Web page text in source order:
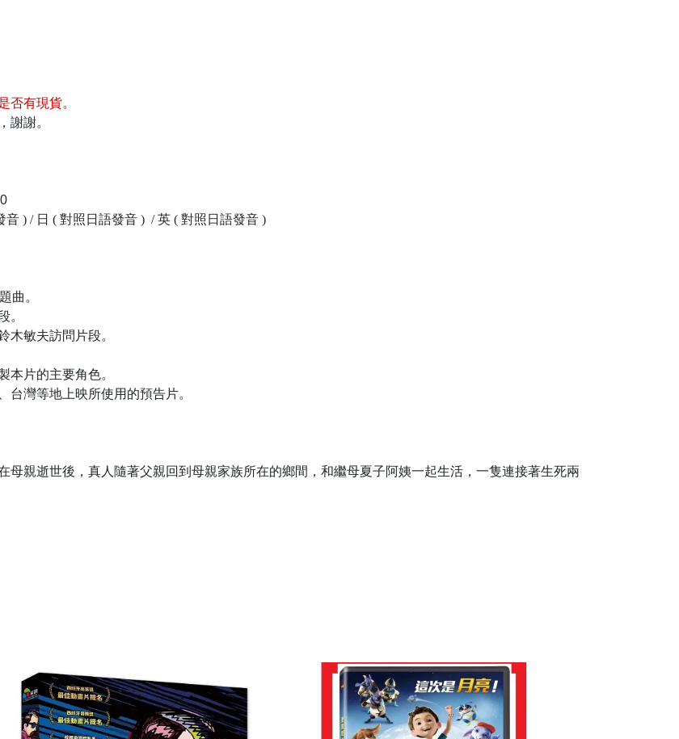
否有現貨。
謝謝。
) / 日 ( 對照日語發音 ) / 英 ( 對照日語發音 )
曲。
。
木敏夫訪問片段。
本片的主要角色。
灣等地上映所使用的預告片。
母親逝世後，真人隨著父親回到母親家族所在的鄉間，和繼母夏子阿姨一起生活，一隻連接著生死兩